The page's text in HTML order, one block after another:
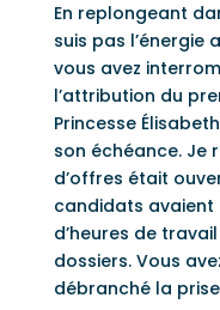
En replongeant
suis pas
vous avez
l’attribution du
Princesse
son échéance. Je
d’offres était
candidats avaient
d’heures de
dossiers. Vous
débranché la